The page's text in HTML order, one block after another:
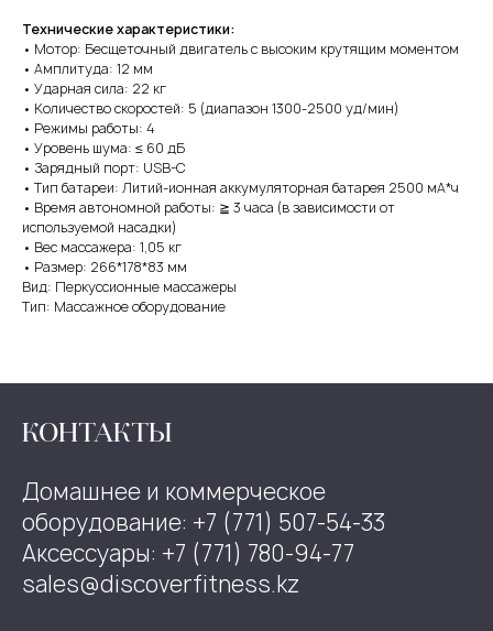
Технические характеристики:
• Мотор: Бесщеточный двигатель с высоким крутящим моментом
• Амплитуда: 12 мм
• Ударная сила: 22 кг
• Количество скоростей: 5 (диапазон 1300-2500 уд/мин)
• Режимы работы: 4
• Уровень шума: ≤ 60 дБ
• Зарядный порт: USB-C
• Тип батареи: Литий-ионная аккумуляторная батарея 2500 мА*ч
• Время автономной работы: ≧ 3 часа (в зависимости от
используемой насадки)
• Вес массажера: 1,05 кг
• Размер: 266*178*83 мм
Вид: Перкуссионные массажеры
Тип: Массажное оборудование
КОНТАКТЫ
Домашнее и коммерческое
оборудование: +7 (771) 507-54-33
Аксессуары: +7 (771) 780-94-77
sales@discoverfitness.kz